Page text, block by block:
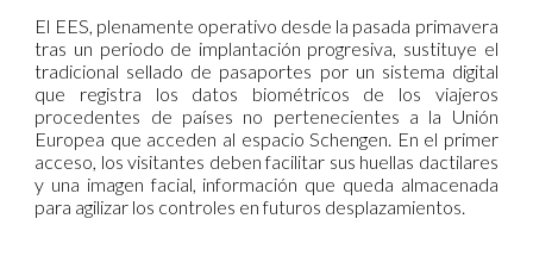
El EES, plenamente operativo desde la pasada primavera
tras un periodo de implantación progresiva, sustituye el
tradicional sellado de pasaportes por un sistema digital
que registra los datos biométricos de los viajeros
procedentes de países no pertenecientes a la Unión
Europea que acceden al espacio Schengen. En el primer
acceso, los visitantes deben facilitar sus huellas dactilares
y una imagen facial, información que queda almacenada
para agilizar los controles en futuros desplazamientos.